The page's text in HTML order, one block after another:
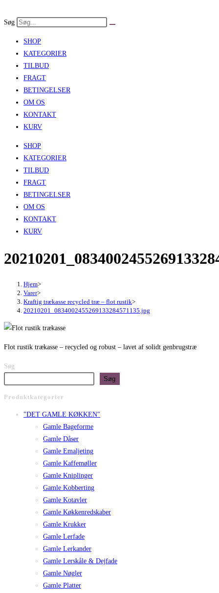
to
Søg
SHOP
KATEGORIER
TILBUD
FRAGT
BETINGELSER
OM OS
KONTAKT
KURV
SHOP
KATEGORIER
TILBUD
FRAGT
BETINGELSER
OM OS
KONTAKT
KURV
Hjem>
Varer>
Kraftig trækasse recycled træ – flot rustik>
20210201_0834002455269133284571135.jpg
Flot rustik trækasse – recycled og robust – lavet af solidt genbrugstræ
Søg
Søg
Produktkategorier
"DET GAMLE KØKKEN"
Gamle Bageforme
Gamle Dåser
Gamle Emaljeting
Gamle Kaffemøller
Gamle Kniplinger
Gamle Kobberting
Gamle Kotavler
Gamle Køkkenredskaber
Gamle Krukker
Gamle Lerfade
Gamle Lerkander
Gamle Lerskåle & Dejfade
Gamle Nøgler
Gamle Platter